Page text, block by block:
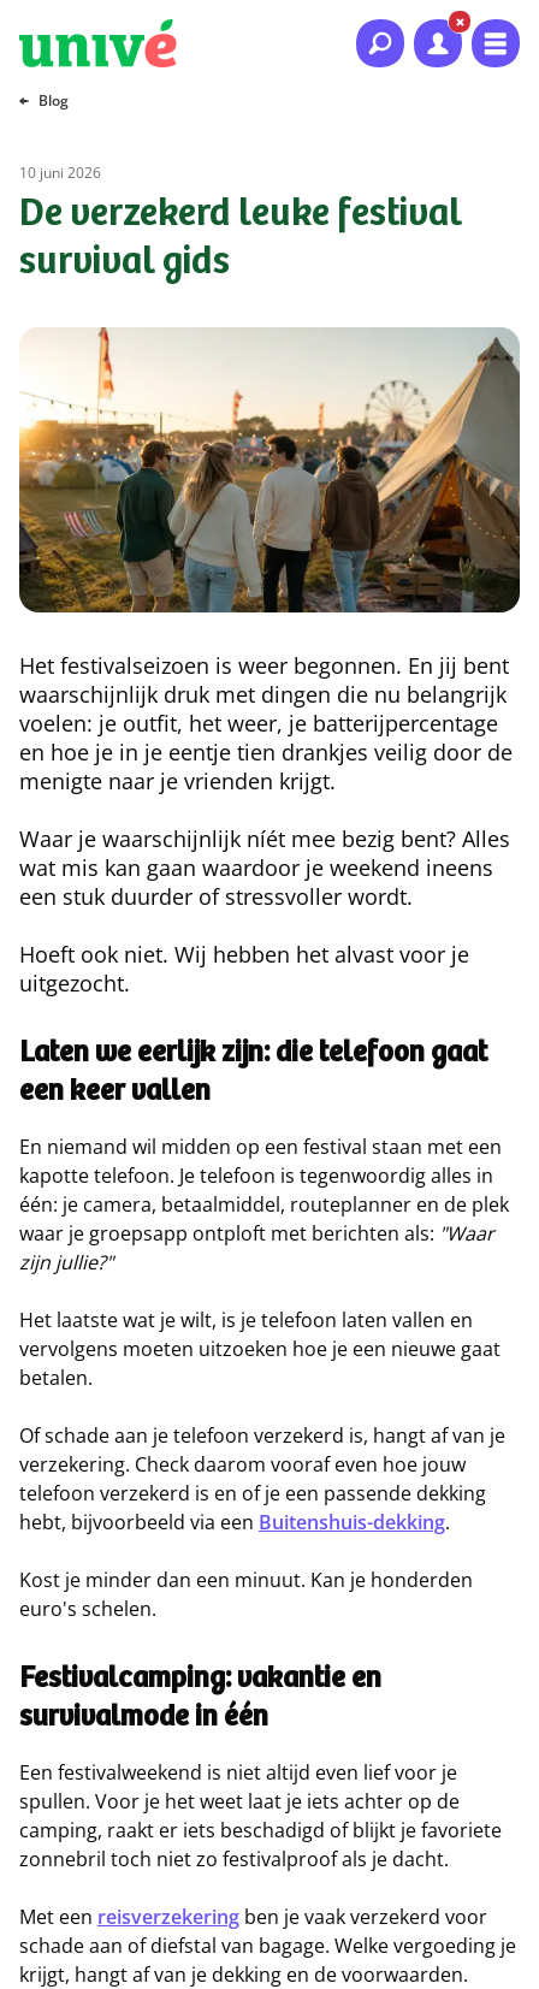
Naar hoofdinhoud
Naar hoofdnavigatie
Naar footer
Blog
10 juni 2026
De verzekerd leuke festival
survival gids
Het festivalseizoen is weer begonnen. En jij bent
waarschijnlijk druk met dingen die nu belangrijk
voelen: je outfit, het weer, je batterijpercentage
en hoe je in je eentje tien drankjes veilig door de
menigte naar je vrienden krijgt.
Waar je waarschijnlijk níét mee bezig bent? Alles
wat mis kan gaan waardoor je weekend ineens
een stuk duurder of stressvoller wordt.
Hoeft ook niet. Wij hebben het alvast voor je
uitgezocht.
Laten we eerlijk zijn: die telefoon gaat
een keer vallen
En niemand wil midden op een festival staan met een
kapotte telefoon. Je telefoon is tegenwoordig alles in
één: je camera, betaalmiddel, routeplanner en de plek
waar je groepsapp ontploft met berichten als: "Waar
zijn jullie?"
Het laatste wat je wilt, is je telefoon laten vallen en
vervolgens moeten uitzoeken hoe je een nieuwe gaat
betalen.
Of schade aan je telefoon verzekerd is, hangt af van je
verzekering. Check daarom vooraf even hoe jouw
telefoon verzekerd is en of je een passende dekking
hebt, bijvoorbeeld via een Buitenshuis-dekking.
Kost je minder dan een minuut. Kan je honderden
euro's schelen.
Festivalcamping: vakantie en
survivalmode in één
Een festivalweekend is niet altijd even lief voor je
spullen. Voor je het weet laat je iets achter op de
camping, raakt er iets beschadigd of blijkt je favoriete
zonnebril toch niet zo festivalproof als je dacht.
Met een reisverzekering ben je vaak verzekerd voor
schade aan of diefstal van bagage. Welke vergoeding je
krijgt, hangt af van je dekking en de voorwaarden.